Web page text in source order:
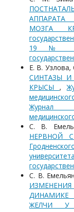
АППАРАТА
МОЗГА
19 № 6
Е. В.
СИНТАЗЫ И
КРЫСЫ ,
Журнал
С. В.
НЕРВНОЙ
С. В.
ДИНАМИКЕ
ЖЕЛЧИ